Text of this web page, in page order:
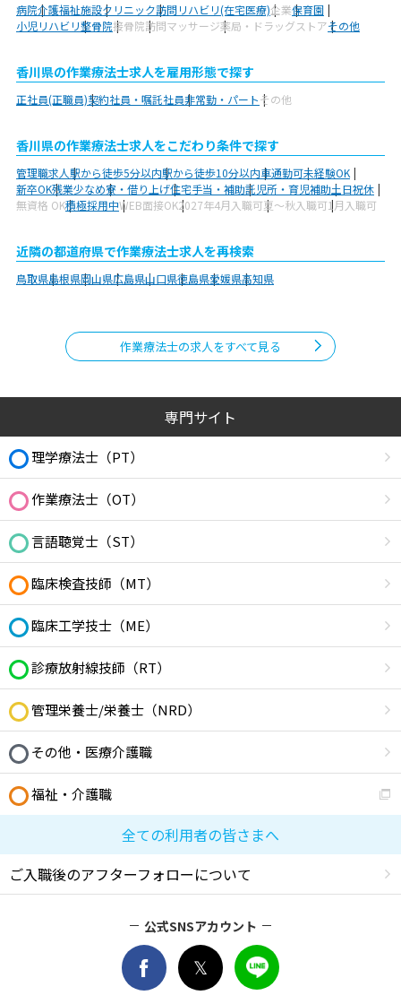
病院介護福祉施設クリニック訪問リハビリ(在宅医療)企業保育園
小児リハビリ整骨院接骨院訪問マッサージ薬局・ドラッグストアその他
香川県の作業療法士求人を雇用形態で探す
正社員(正職員)契約社員・嘱託社員非常勤・パートその他
香川県の作業療法士求人をこだわり条件で探す
管理職求人駅から徒歩5分以内駅から徒歩10分以内車通勤可未経験OK
新卒OK残業少なめ寮・借り上げ住宅手当・補助託児所・育児補助土日祝休
無資格 OK積極採用中WEB面接OK2027年4月入職可夏～秋入職可1月入職可
近隣の都道府県で作業療法士求人を再検索
鳥取県島根県岡山県広島県山口県徳島県愛媛県高知県
作業療法士の求人をすべて見る
専門サイト
理学療法士（PT）
作業療法士（OT）
言語聴覚士（ST）
臨床検査技師（MT）
臨床工学技士（ME）
診療放射線技師（RT）
管理栄養士/栄養士（NRD）
その他・医療介護職
福祉・介護職
全ての利用者の皆さまへ
ご入職後のアフターフォローについて
公式SNSアカウント